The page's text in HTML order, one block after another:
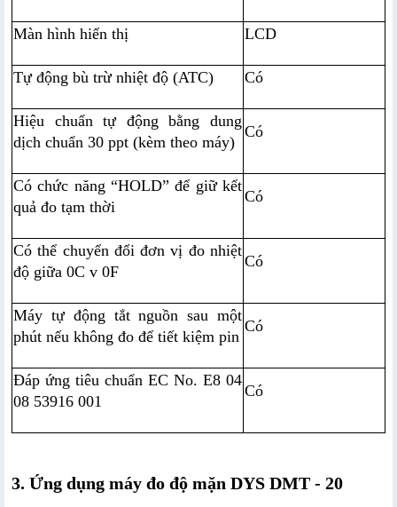
Màn hình hiển thị LCD
Tự động bù trừ nhiệt độ (ATC) Có
Hiệu chuẩn tự động bằng dung
dịch chuẩn 30 ppt (kèm theo máy)
Có
Có chức năng “HOLD” để giữ kết
quả đo tạm thời
Có
Có thể chuyển đổi đơn vị đo nhiệt
độ giữa 0C v 0F
Có
Máy tự động tắt nguồn sau một
phút nếu không đo để tiết kiệm pin
Có
Đáp ứng tiêu chuẩn EC No. E8 04
08 53916 001
Có
3. Ứng dụng máy đo độ mặn DYS DMT - 20